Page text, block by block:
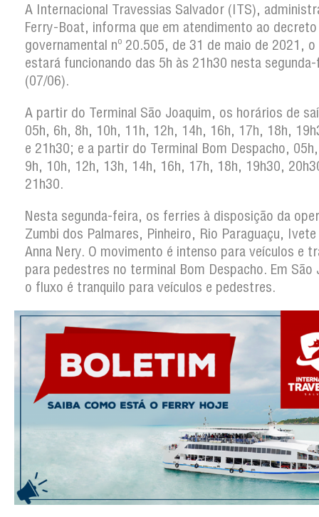
A Internacional Travessias Salvador (ITS),
Ferry-Boat, informa que em atendimento ao decreto
governamental nº 20.505, de 31 de maio de 2021,
estará funcionando das 5h às 21h30 nesta
(07/06).
A partir do Terminal São Joaquim, os horários de
05h, 6h, 8h, 10h, 11h, 12h, 14h, 16h, 17h, 18h,
e 21h30; e a partir do Terminal Bom Despacho,
9h, 10h, 12h, 13h, 14h, 16h, 17h, 18h, 19h30,
21h30.
Nesta segunda-feira, os ferries à disposição da
Zumbi dos Palmares, Pinheiro, Rio Paraguaçu, Ivete
Anna Nery. O movimento é intenso para veículos e
para pedestres no terminal Bom Despacho. Em São
o fluxo é tranquilo para veículos e pedestres.